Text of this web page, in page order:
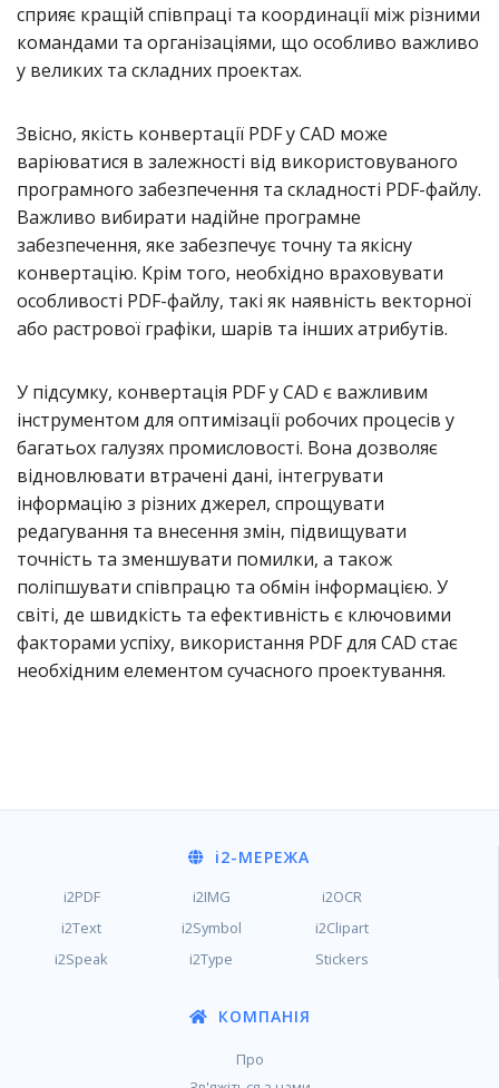
сприяє кращій співпраці та координації між різними
командами та організаціями, що особливо важливо
у великих та складних проектах.
Звісно, якість конвертації PDF у CAD може
варіюватися в залежності від використовуваного
програмного забезпечення та складності PDF-файлу.
Важливо вибирати надійне програмне
забезпечення, яке забезпечує точну та якісну
конвертацію. Крім того, необхідно враховувати
особливості PDF-файлу, такі як наявність векторної
або растрової графіки, шарів та інших атрибутів.
У підсумку, конвертація PDF у CAD є важливим
інструментом для оптимізації робочих процесів у
багатьох галузях промисловості. Вона дозволяє
відновлювати втрачені дані, інтегрувати
інформацію з різних джерел, спрощувати
редагування та внесення змін, підвищувати
точність та зменшувати помилки, а також
поліпшувати співпрацю та обмін інформацією. У
світі, де швидкість та ефективність є ключовими
факторами успіху, використання PDF для CAD стає
необхідним елементом сучасного проектування.
i2-МЕРЕЖА
i2PDF i2IMG
i2OCR
i2Text
i2Symbol
i2Clipart
i2Speak
i2Type Stickers
КОМПАНІЯ
Про